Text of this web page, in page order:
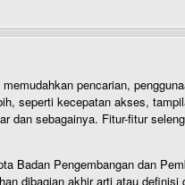
pencarian,
seperti kecepatan akses,
dan sebagainya. Fitur-fitur
Badan Pengembangan dan
dibagian akhir arti atau definisi